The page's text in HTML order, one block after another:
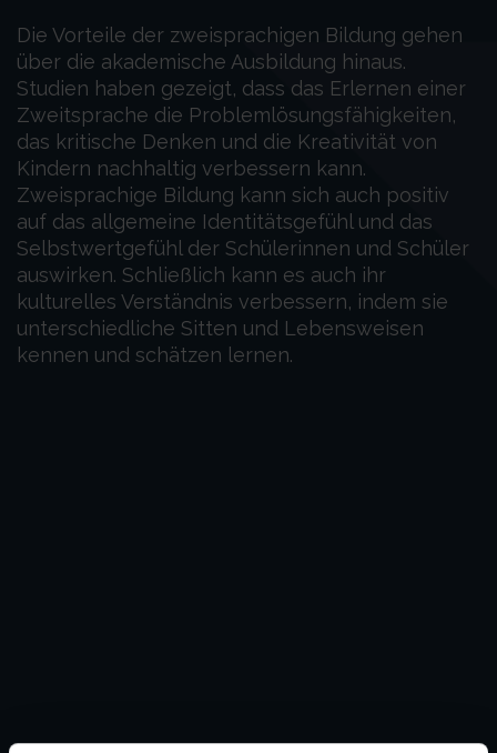
Die Vorteile der zweisprachigen Bildung gehen
über die akademische Ausbildung hinaus.
Studien haben gezeigt, dass das Erlernen einer
Zweitsprache die Problemlösungsfähigkeiten,
das kritische Denken und die Kreativität von
Kindern nachhaltig verbessern kann.
Zweisprachige Bildung kann sich auch positiv
auf das allgemeine Identitätsgefühl und das
Selbstwertgefühl der Schülerinnen und Schüler
auswirken. Schließlich kann es auch ihr
kulturelles Verständnis verbessern, indem sie
unterschiedliche Sitten und Lebensweisen
kennen und schätzen lernen.